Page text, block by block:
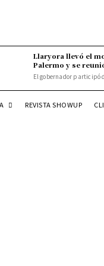
Llaryora llevó el
Palermo y se
El gobernador participó
REVISTA SHOWUP